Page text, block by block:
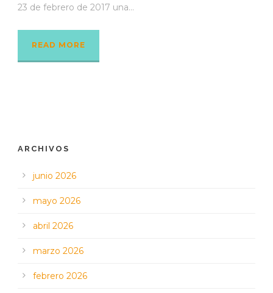
23 de febrero de 2017 una...
READ MORE
ARCHIVOS
junio 2026
mayo 2026
abril 2026
marzo 2026
febrero 2026